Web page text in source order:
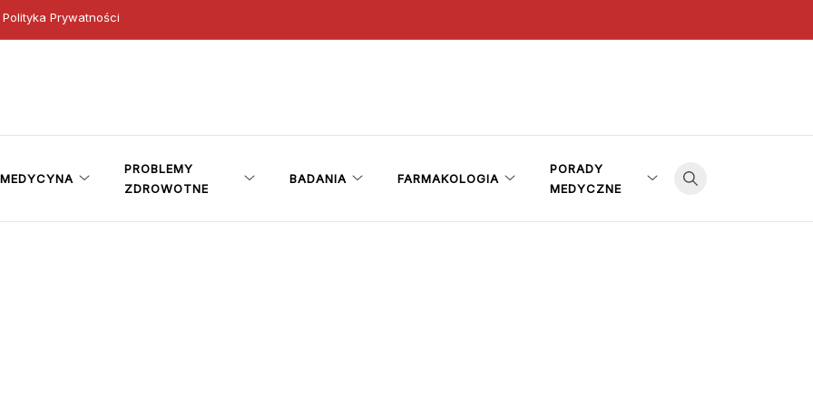
Polityka Prywatności
MEDYCYNA
PROBLEMY
ZDROWOTNE
BADANIA FARMAKOLOGIA
PORADY
MEDYCZNE